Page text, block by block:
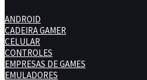
ANDROID
CADEIRA GAMER
CELULAR
CONTROLES
EMPRESAS DE GAMES
EMULADORES